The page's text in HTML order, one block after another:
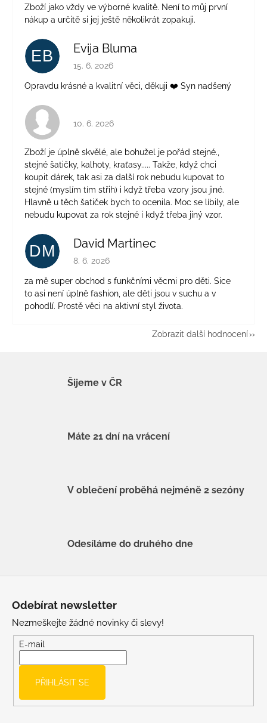
Zboží jako vždy ve výborné kvalitě. Není to můj první
nákup a určitě si jej ještě několikrát zopakuji.
EB Evija Bluma
Hodnocení obchodu je 5 z 5 hvězdiček.
15. 6. 2026
Opravdu krásné a kvalitní věci, děkuji ❤️ Syn nadšený
Hodnocení obchodu je 4 z 5 hvězdiček.
10. 6. 2026
Zboží je úplně skvělé, ale bohužel je pořád stejné.,
stejné šatičky, kalhoty, kraťasy..... Takže, když chci
koupit dárek, tak asi za další rok nebudu kupovat to
stejné (myslím tím střih) i když třeba vzory jsou jiné.
Hlavně u těch šatiček bych to ocenila. Moc se líbily, ale
nebudu kupovat za rok stejné i když třeba jiný vzor.
DM David Martinec
Hodnocení obchodu je 5 z 5 hvězdiček.
8. 6. 2026
za mě super obchod s funkčními věcmi pro děti. Sice
to asi není úplně fashion, ale děti jsou v suchu a v
pohodlí. Prostě věci na aktivní styl života.
Zobrazit další hodnocení
Šijeme v ČR
Máte 21 dní na vrácení
V oblečení proběhá nejméně 2 sezóny
Odesíláme do druhého dne
Odebírat newsletter
Nezmeškejte žádné novinky či slevy!
E-mail
PŘIHLÁSIT SE